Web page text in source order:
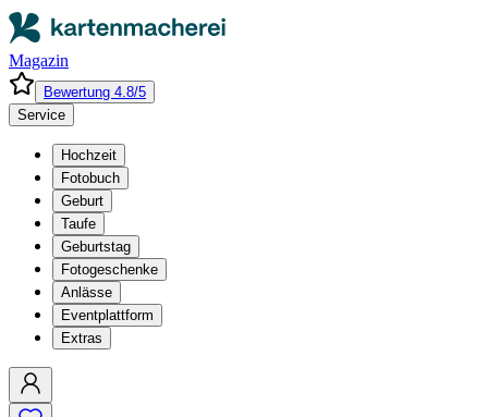
Magazin
Bewertung 4.8/5
Service
Hochzeit
Fotobuch
Geburt
Taufe
Geburtstag
Fotogeschenke
Anlässe
Eventplattform
Extras